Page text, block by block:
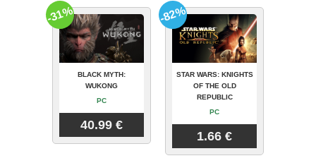
BLACK MYTH:
WUKONG
PC
40.99 €
-31%
STAR WARS: KNIGHTS
OF THE OLD
REPUBLIC
PC
1.66 €
-82%